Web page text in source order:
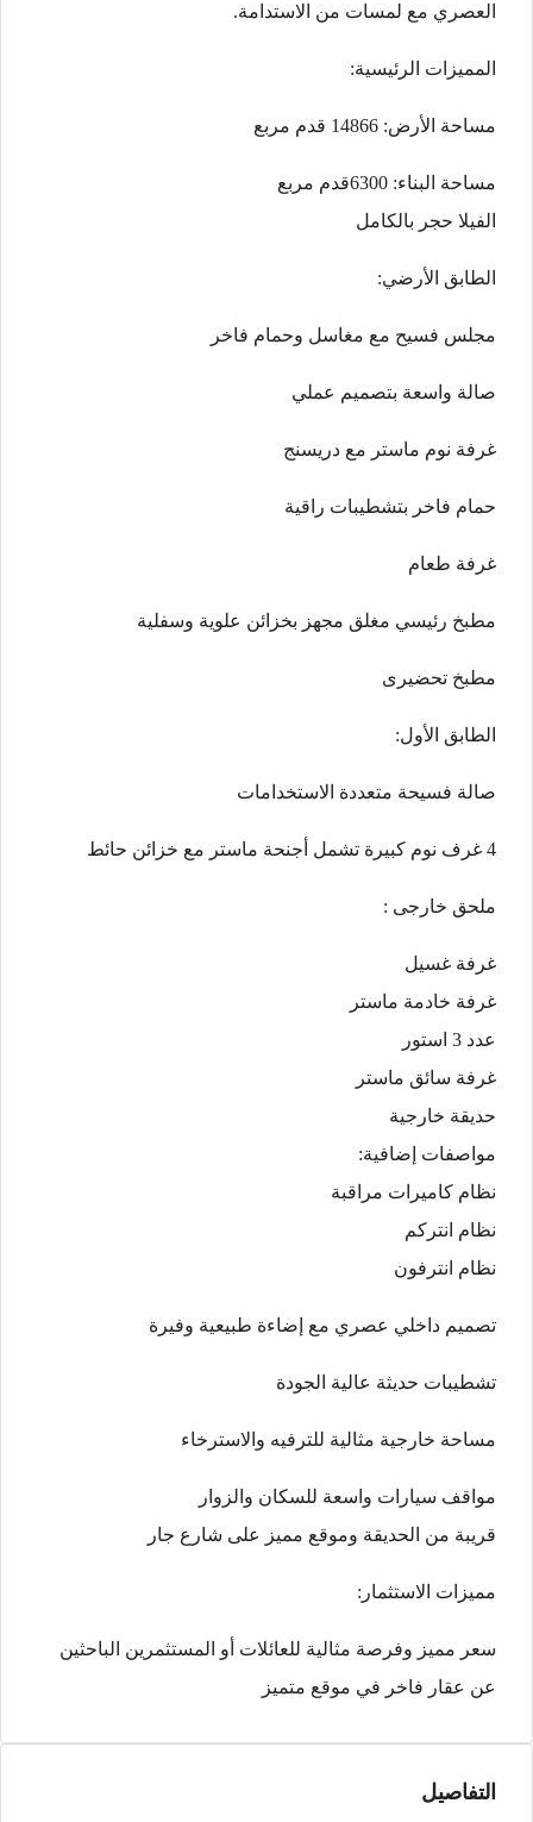
العصري مع لمسات من الاستدامة.
المميزات الرئيسية:
مساحة الأرض: 14866 قدم مربع
مساحة البناء: 6300قدم مربع
الفيلا حجر بالكامل
الطابق الأرضي:
مجلس فسيح مع مغاسل وحمام فاخر
صالة واسعة بتصميم عملي
غرفة نوم ماستر مع دريسنج
حمام فاخر بتشطيبات راقية
غرفة طعام
مطبخ رئيسي مغلق مجهز بخزائن علوية وسفلية
مطبخ تحضيرى
الطابق الأول:
صالة فسيحة متعددة الاستخدامات
4 غرف نوم كبيرة تشمل أجنحة ماستر مع خزائن حائط
ملحق خارجى :
غرفة غسيل
غرفة خادمة ماستر
عدد 3 استور
غرفة سائق ماستر
حديقة خارجية
مواصفات إضافية:
نظام كاميرات مراقبة
نظام انتركم
نظام انترفون
تصميم داخلي عصري مع إضاءة طبيعية وفيرة
تشطيبات حديثة عالية الجودة
مساحة خارجية مثالية للترفيه والاسترخاء
مواقف سيارات واسعة للسكان والزوار
قريبة من الحديقة وموقع مميز على شارع جار
مميزات الاستثمار:
سعر مميز وفرصة مثالية للعائلات أو المستثمرين الباحثين
عن عقار فاخر في موقع متميز
التفاصيل